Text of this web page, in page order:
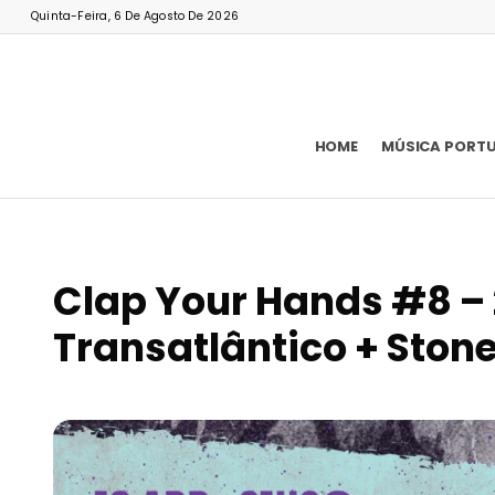
Quinta-Feira, 6 De Agosto De 2026
HOME MÚSICA
Clap Your Hands #8 –
Transatlântico +